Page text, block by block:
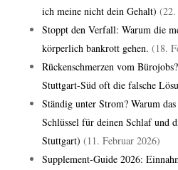
ich meine nicht dein Gehalt) (22.
Stoppt den Verfall: Warum die
körperlich bankrott gehen. (18.
Rückenschmerzen vom
Stuttgart-Süd oft die falsche
Ständig unter Strom? Warum
Schlüssel für deinen Schlaf und
Stuttgart) (11. Februar 2026)
Supplement-Guide 2026: